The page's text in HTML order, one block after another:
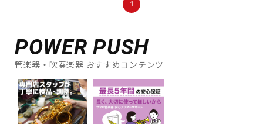
1
POWER PUSH
管楽器・吹奏楽器 おすすめコンテンツ